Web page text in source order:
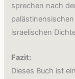
sprechen nach
israelischen
Fazit:
Dieses Buch ist